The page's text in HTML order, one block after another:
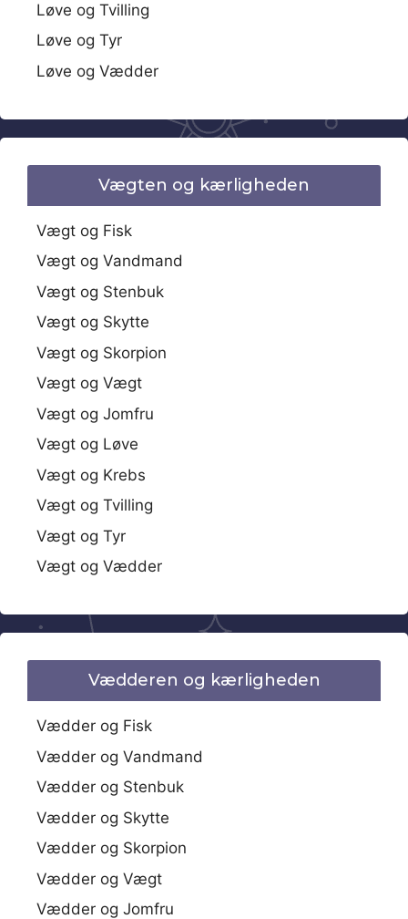
Løve og Tvilling
Løve og Tyr
Løve og Vædder
Vægten og kærligheden
Vægt og Fisk
Vægt og Vandmand
Vægt og Stenbuk
Vægt og Skytte
Vægt og Skorpion
Vægt og Vægt
Vægt og Jomfru
Vægt og Løve
Vægt og Krebs
Vægt og Tvilling
Vægt og Tyr
Vægt og Vædder
Vædderen og kærligheden
Vædder og Fisk
Vædder og Vandmand
Vædder og Stenbuk
Vædder og Skytte
Vædder og Skorpion
Vædder og Vægt
Vædder og Jomfru